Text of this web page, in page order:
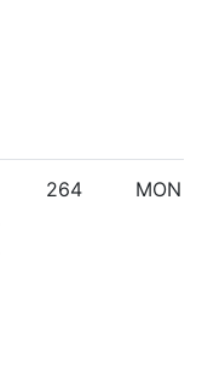
264 MON